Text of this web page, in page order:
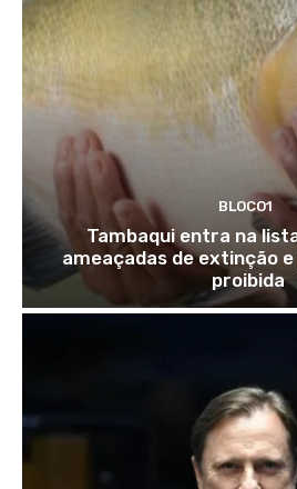
BLOCO1
Tambaqui entra na
ameaçadas de extinção
proibida